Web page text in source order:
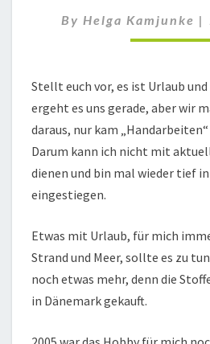
By Helga Kamjunke |
Stellt euch vor, es ist Urlaub
ergeht es uns gerade, aber wir
daraus, nur kam
Darum kann ich nicht mit
dienen und bin mal wieder tief
eingestiegen.
Etwas mit Urlaub, für mich
Strand und Meer, sollte es zu
noch etwas mehr, denn die
in Dänemark gekauft.